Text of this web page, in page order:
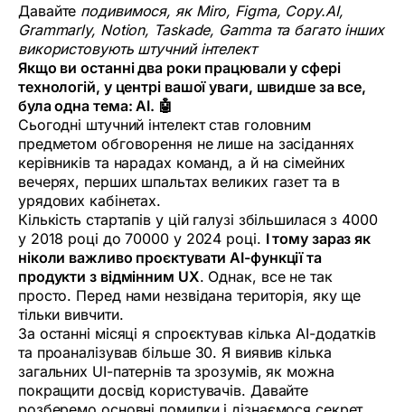
‍Давайте подивимося, як Miro, Figma, Copy.AI,
Grammarly, Notion, Taskade, Gamma та багато інших
використовують штучний інтелект
Якщо ви останні два роки працювали у сфері
технологій, у центрі вашої уваги, швидше за все,
була одна тема: AI. 🤖
Сьогодні штучний інтелект став головним
предметом обговорення не лише на засіданнях
керівників та нарадах команд, а й на сімейних
вечерях, перших шпальтах великих газет та в
урядових кабінетах.
Кількість стартапів у цій галузі збільшилася з 4000
у 2018 році до 70000 у 2024 році. І тому зараз як
ніколи важливо проєктувати AI-функції та
продукти з відмінним UX. Однак, все не так
просто. Перед нами незвідана територія, яку ще
тільки вивчити.
За останні місяці я спроєктував кілька AI-додатків
та проаналізував більше 30. Я виявив кілька
загальних UI-патернів та зрозумів, як можна
покращити досвід користувачів. Давайте